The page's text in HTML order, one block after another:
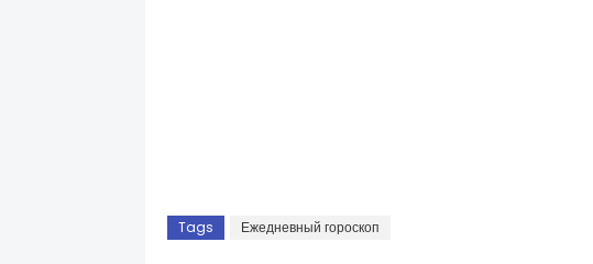
Tags Ежедневный гороскоп